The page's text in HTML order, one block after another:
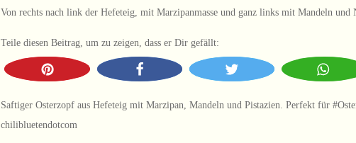
Von rechts nach link der Hefeteig, mit Marzipanmasse und ganz links mit Mandeln und
Teile diesen Beitrag, um zu zeigen, dass er Dir gefällt:
Saftiger Osterzopf aus Hefeteig mit Marzipan, Mandeln und Pistazien. Perfekt für
chilibluetendotcom